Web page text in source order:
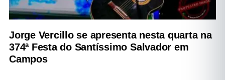
Jorge Vercillo se apresenta nesta quarta na
374ª Festa do Santíssimo Salvador em
Campos